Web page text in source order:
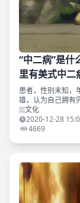
“中二病”是什
里有美式中二
患者，性别未知，
雄，认为自己拥有
至附有上天赐予的
主义感染阳性征（
文化
2020-12-28
4669